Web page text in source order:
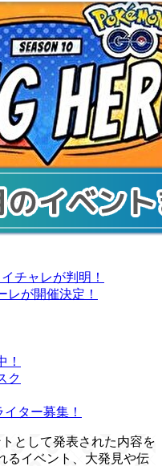
チャレが判明！
レが開催決定！
！
ク
ター募集！
として発表された内容を
るイベント、大発見や伝